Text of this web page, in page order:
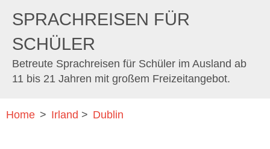
SPRACHREISEN FÜR
SCHÜLER
Betreute Sprachreisen für Schüler im Ausland ab
11 bis 21 Jahren mit großem Freizeitangebot.
Home > Irland > Dublin